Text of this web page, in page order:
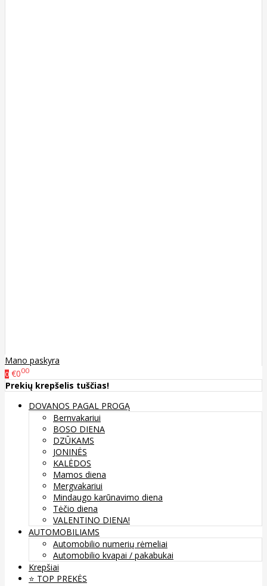
Mano paskyra
0 €000
Prekių krepšelis tuščias!
DOVANOS PAGAL PROGĄ
Bernvakariui
BOSO DIENA
DZŪKAMS
JONINĖS
KALĖDOS
Mamos diena
Mergvakariui
Mindaugo karūnavimo diena
Tėčio diena
VALENTINO DIENA!
AUTOMOBILIAMS
Automobilio numerių rėmeliai
Automobilio kvapai / pakabukai
Krepšiai
⭐️ TOP PREKĖS